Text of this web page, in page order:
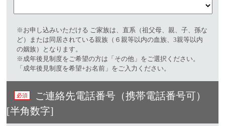
※お申し込みいただける ご家族は、直系（祖父母、親、子、孫な
ど）または同居されている親族（６親等以内の血族、3親等以内
の姻族）となります。
※成年後見制度をご希望の方は「その他」をご選択ください。
「成年後見制度を希望+お名前」をご入力ください。
ご連絡先電話番号（携帯電話番号可）
[半角数字]